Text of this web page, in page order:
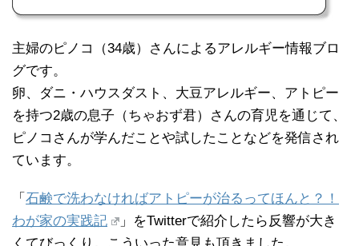
主婦のピノコ（34歳）さんによるアレルギー情報ブロ
グです。
卵、ダニ・ハウスダスト、大豆アレルギー、アトピー
を持つ2歳の息子（ちゃおず君）さんの育児を通じて、
ピノコさんが学んだことや試したことなどを発信され
ています。
「 石鹸で洗わなければアトピーが治るってほんと？！
わが家の実践記
」をTwitterで紹介したら反響が大き